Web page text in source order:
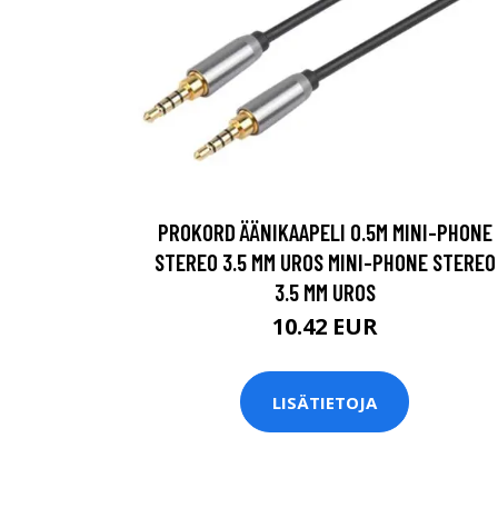
PROKORD ÄÄNIKAAPELI 0.5M MINI-PHONE
STEREO 3.5 MM UROS MINI-PHONE STEREO
3.5 MM UROS
10.42 EUR
LISÄTIETOJA